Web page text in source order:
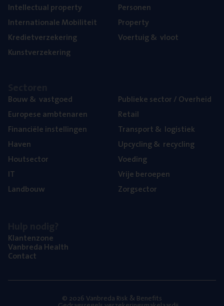
Intel­lec­tu­al property
Inter­na­ti­o­na­le Mobiliteit
Kre­diet­ver­ze­ke­ring
Kunst­ver­ze­ke­ring
Per­so­nen
Pro­per­ty
Voer­tuig& vloot
Bouw& vastgoed
Euro­pe­se ambtenaren
Finan­ci­ë­le instellingen
Haven
Hout­sec­tor
IT
Land­bouw
Publie­ke sec­tor / Overheid
Retail
Trans­port& logistiek
Upcy­cling& recycling
Voe­ding
Vrije beroe­pen
Zorg­sec­tor
Klan­ten­zo­ne
Van­b­re­da Health
Con­tact
© 2026 Vanbreda Risk & Benefits